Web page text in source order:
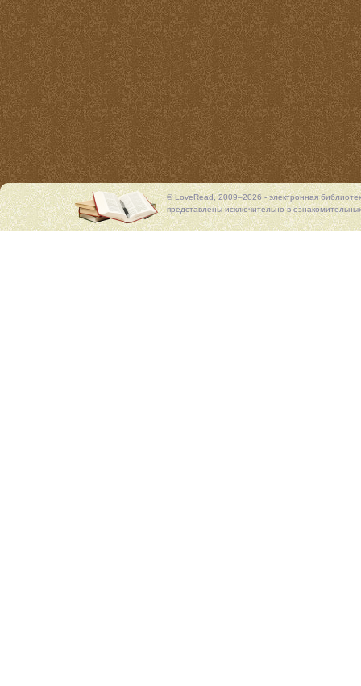
© LoveRead, 2009–2026 - электронная
представлены исключительно в